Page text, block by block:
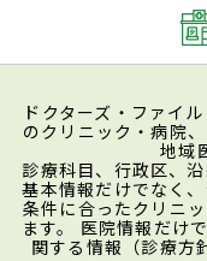
ドクターズ・ファイ
のクリニック・病院
地域
診療科目、行政区、
基本情報だけでなく
条件に合ったクリニ
ます。 医院情報だけ
関する情報（診療方